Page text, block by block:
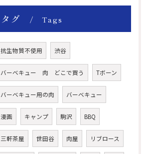
タグ Tags
抗生物質不使用 渋谷
バーベキュー 肉 どこで買う Tボーン
バーベキュー用の肉 バーベキュー
漫画 キャンプ 駒沢 BBQ
三軒茶屋 世田谷 肉屋 リブロース